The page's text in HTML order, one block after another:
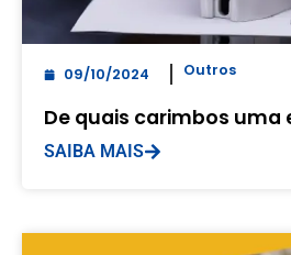
09/10/2024 Outros
De quais carimbos uma
SAIBA MAIS